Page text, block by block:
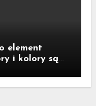
element
i kolory są